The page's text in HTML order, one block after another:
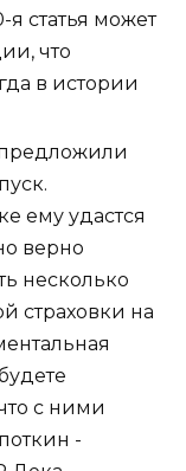
статья может
что
в истории
ему удастся
верно
несколько
страховки на
с ними
-